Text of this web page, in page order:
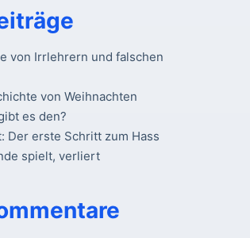
von Irrlehrern und falschen
von Weihnachten
es den?
Der erste Schritt zum Hass
spielt, verliert